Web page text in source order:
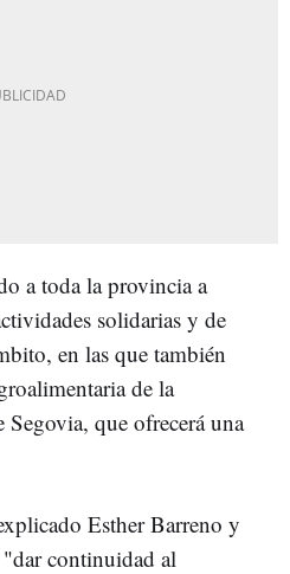
a toda la provincia a
solidarias y de
en las que también
de la
que ofrecerá una
Esther Barreno y
continuidad al